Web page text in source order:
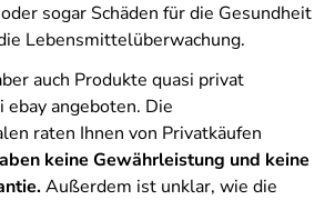
sogar Schäden für die Gesundheit
Lebensmittelüberwachung.
auch Produkte quasi privat
angeboten. Die
raten Ihnen von Privatkäufen
keine Gewährleistung und keine
Außerdem ist unklar, wie die